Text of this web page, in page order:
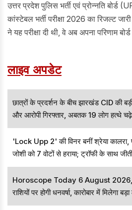
उत्तर प्रदेश पुलिस भर्ती एवं प्रोन्नति बोर्ड
कांस्टेबल भर्ती परीक्षा 2026 का रिजल्ट
ने यह परीक्षा दी थी, वे अब अपना परिणाम
लाइव अपडेट
छात्रों के प्रदर्शन के बीच झारखंड CID की बड़ी
और आरोपी गिरफ्तार, अबतक 19 लोग हत्थे चढ़े
'Lock Upp 2' की विनर बनीं श्रेया कालरा,
जोशी को 7 वोटों से हराया; ट्रॉफी के साथ
Horoscope Today 6 August 2026,
राशियों पर होगी धनवर्षा, कारोबार में मिलेगा